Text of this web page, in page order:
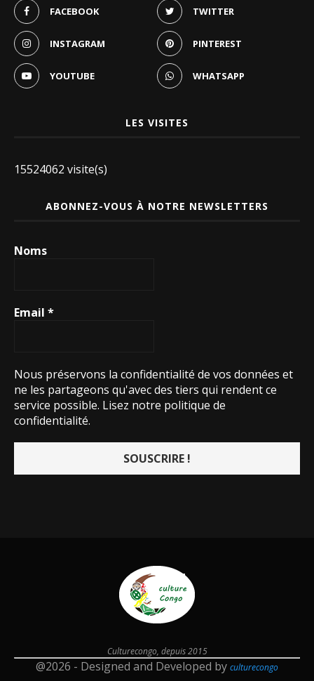
FACEBOOK TWITTER
INSTAGRAM PINTEREST
YOUTUBE WHATSAPP
LES VISITES
15524062 visite(s)
ABONNEZ-VOUS À NOTRE NEWSLETTERS
Noms
Email *
Nous préservons la confidentialité de vos données et
ne les partageons qu'avec des tiers qui rendent ce
service possible. Lisez notre politique de
confidentialité.
Culturecongo, depuis 2015
@2026 - Designed and Developed by culturecongo